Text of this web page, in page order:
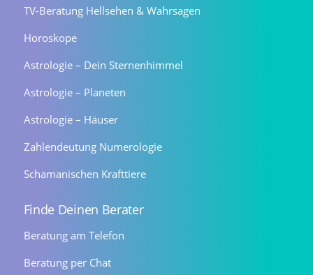
TV-Beratung Hellsehen & Wahrsagen
Horoskope
Astrologie – Dein Sternenhimmel
Astrologie – Planeten
Astrologie – Häuser
Zahlendeutung Numerologie
Schamanischen Krafttiere
Finde Deinen Berater
Beratung am Telefon
Beratung per Chat